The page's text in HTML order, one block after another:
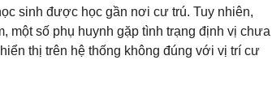
sinh được học gần nơi cư trú. Tuy nhiên,
một số phụ huynh gặp tình trạng định vị chưa
thị trên hệ thống không đúng với vị trí cư